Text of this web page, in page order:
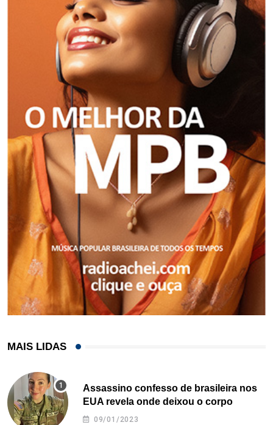
MAIS LIDAS
Assassino confesso de brasileira nos
EUA revela onde deixou o corpo
09/01/2023